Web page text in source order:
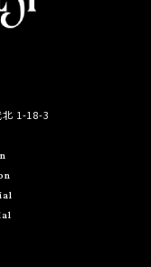
北 1-18-3